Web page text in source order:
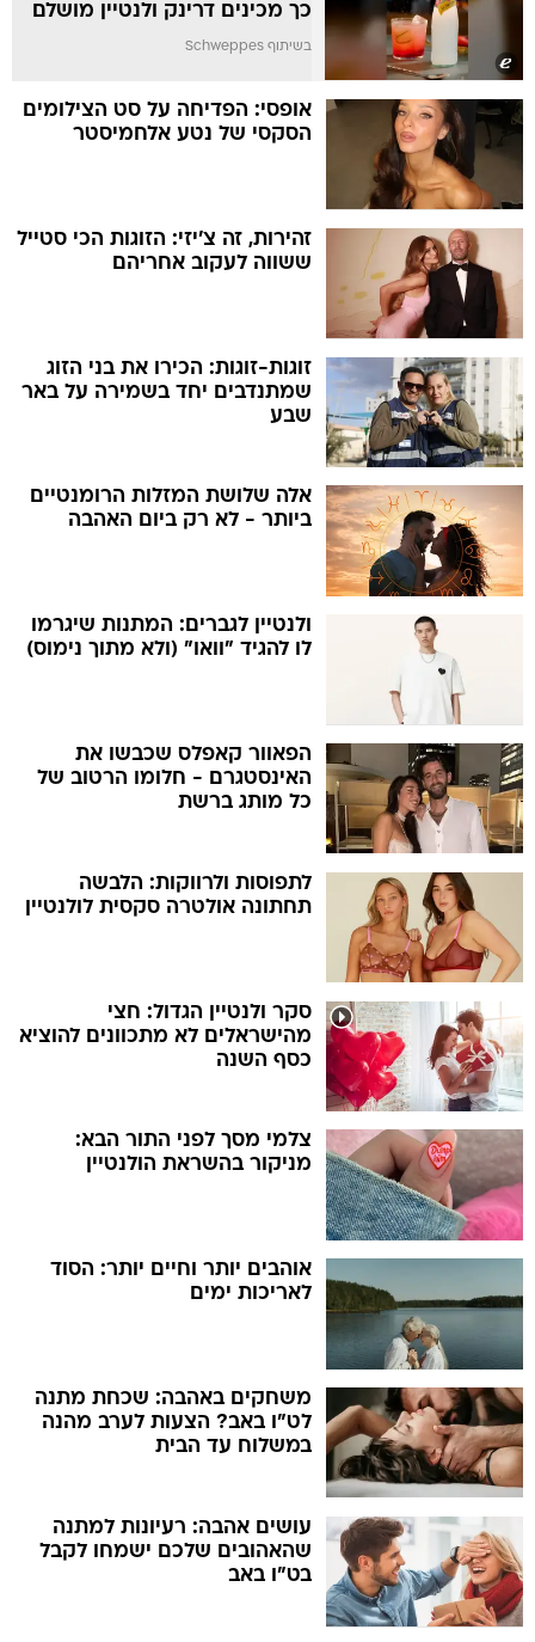
כך מכינים דרינק ולנטיין מושלם
בשיתוף Schweppes
אופסי: הפדיחה על סט הצילומים
הסקסי של נטע אלחמיסטר
זהירות, זה צ'יזי: הזוגות הכי סטייל
ששווה לעקוב אחריהם
זוגות-זוגות: הכירו את בני הזוג
שמתנדבים יחד בשמירה על באר
שבע
אלה שלושת המזלות הרומנטיים
ביותר - לא רק ביום האהבה
ולנטיין לגברים: המתנות שיגרמו
לו להגיד "וואו" (ולא מתוך נימוס)
הפאוור קאפלס שכבשו את
האינסטגרם - חלומו הרטוב של
כל מותג ברשת
לתפוסות ולרווקות: הלבשה
תחתונה אולטרה סקסית לולנטיין
סקר ולנטיין הגדול: חצי
מהישראלים לא מתכוונים להוציא
כסף השנה
צלמי מסך לפני התור הבא:
מניקור בהשראת הולנטיין
אוהבים יותר וחיים יותר: הסוד
לאריכות ימים
משחקים באהבה: שכחת מתנה
לט"ו באב? הצעות לערב מהנה
במשלוח עד הבית
עושים אהבה: רעיונות למתנה
שהאהובים שלכם ישמחו לקבל
בט"ו באב